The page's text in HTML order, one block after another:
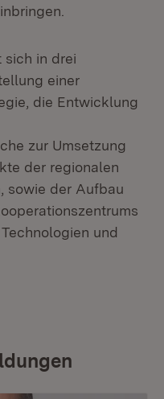
sich in drei
einer
die Entwicklung
zur Umsetzung
der regionalen
sowie der Aufbau
und